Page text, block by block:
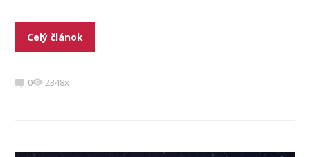
Celý článok
0 2348x